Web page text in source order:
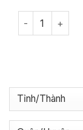
Áo Bảo Hộ Đi